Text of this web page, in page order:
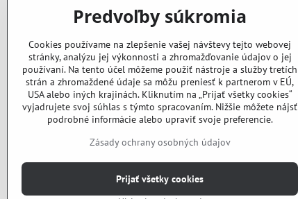
Predvoľby súkromia
Cookies používame na zlepšenie vašej návštevy tejto webovej
stránky, analýzu jej výkonnosti a zhromažďovanie údajov o jej
používaní. Na tento účel môžeme použiť nástroje a služby tretích
strán a zhromaždené údaje sa môžu preniesť k partnerom v EÚ,
USA alebo iných krajinách. Kliknutím na „Prijať všetky cookies“
vyjadrujete svoj súhlas s týmto spracovaním. Nižšie môžete nájsť
podrobné informácie alebo upraviť svoje preferencie.
Zásady ochrany osobných údajov
Prijať všetky cookies